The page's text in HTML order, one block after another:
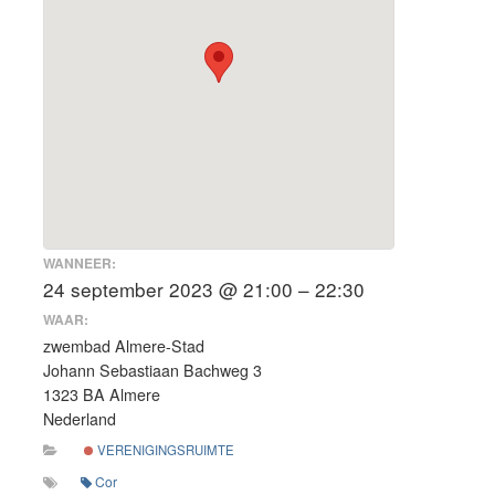
WANNEER:
24 september 2023 @ 21:00 – 22:30
WAAR:
zwembad Almere-Stad
Johann Sebastiaan Bachweg 3
1323 BA Almere
Nederland
VERENIGINGSRUIMTE
Cor